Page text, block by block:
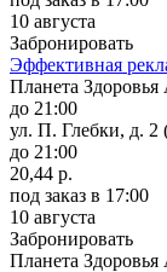
10 августа
Забронировать
Эффективная
Планета
до 21:00
ул. П. Глебки, д. 2
до 21:00
20,44 р.
под заказ в 17:00
10 августа
Забронировать
Планета